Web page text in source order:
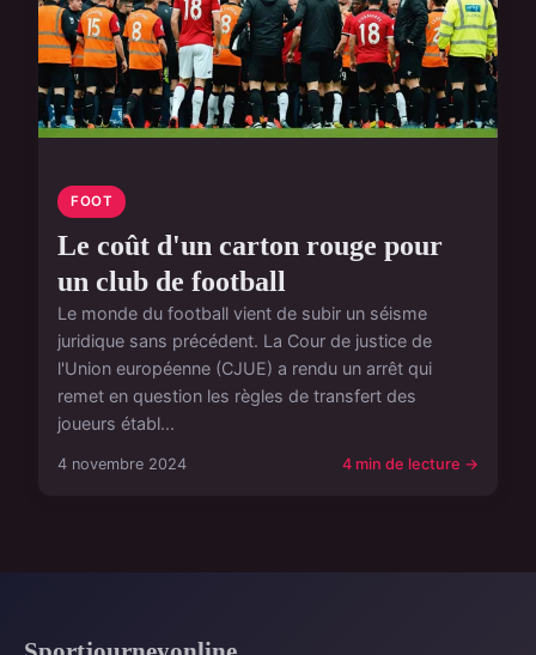
FOOT
Le coût d'un carton rouge pour
un club de football
Le monde du football vient de subir un séisme
juridique sans précédent. La Cour de justice de
l'Union européenne (CJUE) a rendu un arrêt qui
remet en question les règles de transfert des
joueurs établ...
4 novembre 2024 4 min de lecture →